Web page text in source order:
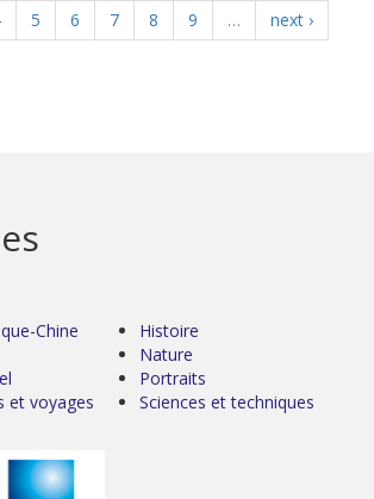
5 6 7 8 9 …
next ›
Chine
et voyages
Histoire
Nature
Portraits
Sciences et techniques